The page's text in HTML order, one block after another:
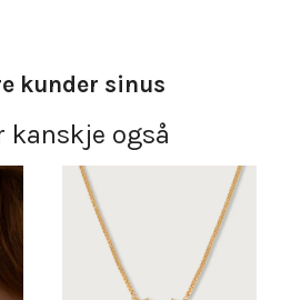
kunder sinus
kanskje også